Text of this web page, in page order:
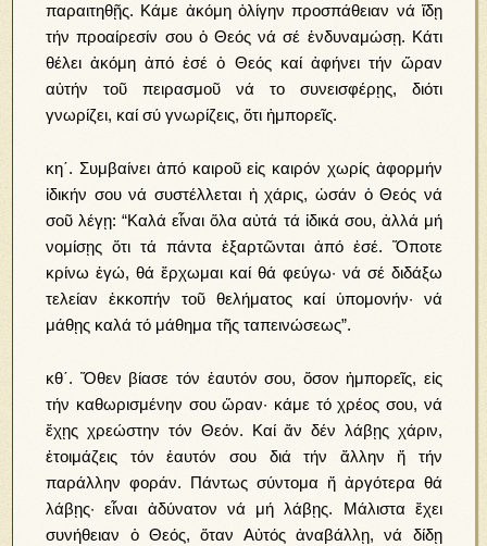
παραιτηθῇς. Κάμε ἀκόμη ὀλίγην προσπάθειαν νά ἴδῃ
τήν προαίρεσίν σου ὁ Θεός νά σέ ἐνδυναμώσῃ. Κάτι
θέλει ἀκόμη ἀπό ἐσέ ὁ Θεός καί ἀφήνει τήν ὥραν
αὐτήν τοῦ πειρασμοῦ νά το συνεισφέρῃς, διότι
γνωρίζει, καί σύ γνωρίζεις, ὅτι ἠμπορεῖς.
κη΄. Συμβαίνει ἀπό καιροῦ εἰς καιρόν χωρίς ἀφορμήν
ἰδικήν σου νά συστέλλεται ἡ χάρις, ὡσάν ὁ Θεός νά
σοῦ λέγῃ: “Καλά εἶναι ὅλα αὐτά τά ἰδικά σου, ἀλλά μή
νομίσῃς ὅτι τά πάντα ἐξαρτῶνται ἀπό ἐσέ. Ὅποτε
κρίνω ἐγώ, θά ἔρχωμαι καί θά φεύγω· νά σέ διδάξω
τελείαν ἐκκοπήν τοῦ θελήματος καί ὑπομονήν· νά
μάθῃς καλά τό μάθημα τῆς ταπεινώσεως”.
κθ΄. Ὅθεν βίασε τόν ἑαυτόν σου, ὅσον ἠμπορεῖς, εἰς
τήν καθωρισμένην σου ὥραν· κάμε τό χρέος σου, νά
ἔχῃς χρεώστην τόν Θεόν. Καί ἄν δέν λάβῃς χάριν,
ἑτοιμάζεις τόν ἑαυτόν σου διά τήν ἄλλην ἤ τήν
παράλλην φοράν. Πάντως σύντομα ἤ ἀργότερα θά
λάβῃς· εἶναι ἀδύνατον νά μή λάβῃς. Μάλιστα ἔχει
συνήθειαν ὁ Θεός, ὅταν Αὐτός ἀναβάλλῃ, νά δίδῃ